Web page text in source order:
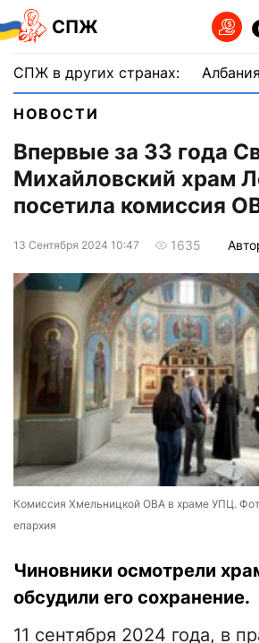
СПЖ
СПЖ в других странах: Албания
НОВОСТИ
Впервые за 33 года
Михайловский храм
посетила комиссия
13 Сентября 2024 10:47 1635
Комиссия Хмельницкой ОВА в храме УПЦ.
епархия
Чиновники осмотрели
обсудили его сохранение.
11 сентября 2024 года, в